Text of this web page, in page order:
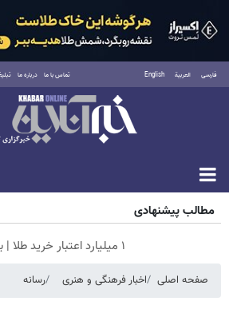
فارسی العربية English تماس با ما درباره ما
پنجشنبه ۱۵ مرداد ۱۴۰۵
مطالب پیشنهادی
۱ میلیارد اعتبار خرید طلا | بدون ضامن و چک
صفحه اصلی اخبار فرهنگی و هنری رسانه